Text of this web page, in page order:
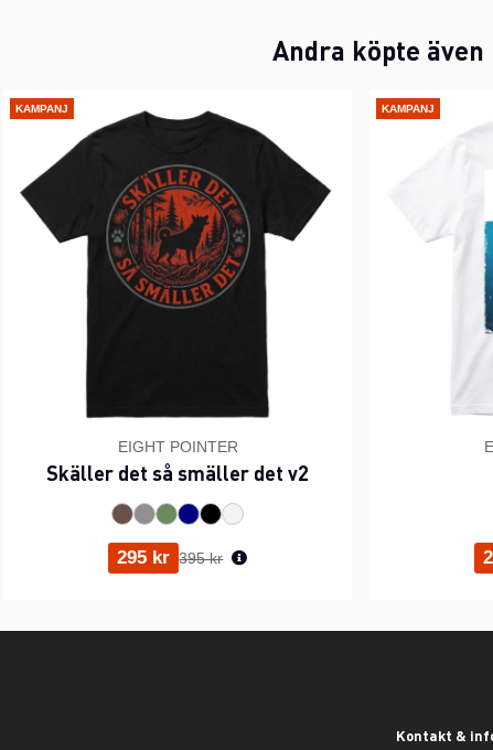
Andra köpte även
KAMPANJ
EIGHT POINTER
Skäller det så smäller det v2
295 kr Ordinarie pris:
395 kr
KAMPANJ
Kontakt &